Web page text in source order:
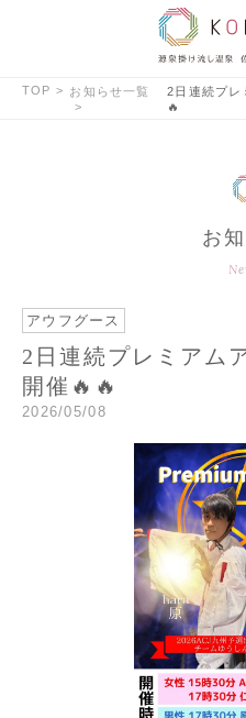
TOP お知らせ一覧
2日連続プレ
🔥
お
アウフグース
2日連続プレミアム
開催🔥🔥
2026/05/08